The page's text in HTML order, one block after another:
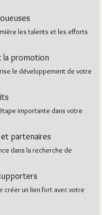
les talents et les efforts
la promotion
le développement de votre
importante dans votre
partenaires
dans la recherche de
créer un lien fort avec votre